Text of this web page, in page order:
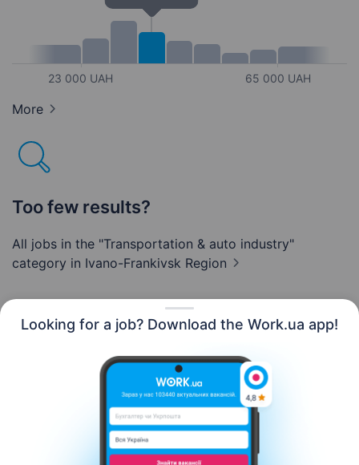
Looking for a job? Download the Work.ua app!
23 000 UAH 65 000 UAH
More
Too few results?
All jobs in the "Transportation & auto industry"
category in Ivano-Frankivsk Region